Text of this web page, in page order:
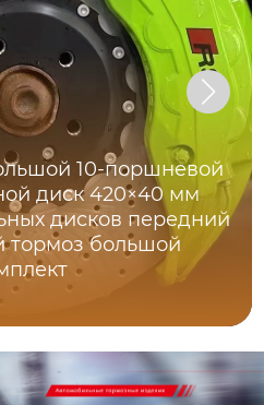
10-поршневой
диск 420×40 мм
дисков передний
тормоз большой